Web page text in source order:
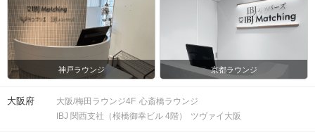
持ち物
スマートフォン・顔写真付きの身分証
（運転免許証、マイナンバーカード、
お食事
飲み物
ソフトドリンク付き
服装 清潔感のある服装でお越しください。
神戸ラウンジ 京都ラウンジ
大阪府 大阪/梅田ラウンジ4F 心斎橋ラウンジ
IBJ 関西支社（桜橋御幸ビル 4階）
ツヴァイ大阪